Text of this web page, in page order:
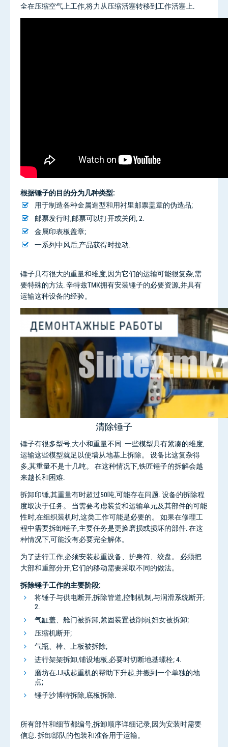
全在压缩空气上工作,将力从压缩活塞转移到工作活塞上.
根据锤子的目的分为几种类型:
用于制造各种金属造型和用衬里邮票盖章的伪造品;
邮票发行时,邮票可以打开或关闭; 2.
金属印表板盖章;
一系列中风后,产品获得时拉动.
锤子具有很大的重量和维度,因为它们的运输可能很复杂,需
要特殊的方法. 辛特兹TMK拥有安装锤子的必要资源,并具有
运输这种设备的经验。
清除锤子
锤子有很多型号,大小和重量不同. 一些模型具有紧凑的维度,
运输这些模型就足以使墙从地基上拆除。 设备比这复杂得
多,其重量不是十几吨。 在这种情况下,铁匠锤子的拆解会越
来越长和困难.
拆卸印锤,其重量有时超过50吨,可能存在问题. 设备的拆除程
度取决于任务。 当需要考虑装货和运输单元及其部件的可能
性时,在组织装机时,这类工作可能是必要的。 如果在修理工
程中需要拆卸锤子,主要任务是更换磨损或损坏的部件. 在这
种情况下,可能没有必要完全解体。
为了进行工作,必须安装起重设备、护身符、绞盘。 必须把
大部和重部分开,它们的移动需要采取不同的做法。
拆除锤子工作的主要阶段:
将锤子与供电断开,拆除管道,控制机制,与润滑系统断开;
2.
气缸盖、舱门被拆卸,紧固装置被削弱,妇女被拆卸;
压缩机断开;
气瓶、棒、上板被拆除;
进行架架拆卸,铺设地板,必要时切断地基螺栓; 4.
磨坊在JJ或起重机的帮助下升起,并搬到一个单独的地
点;
锤子沙博特拆除,底板拆除.
所有部件和细节都编号,拆卸顺序详细记录,因为安装时需要
信息. 拆卸部队的包装和准备用于运输。